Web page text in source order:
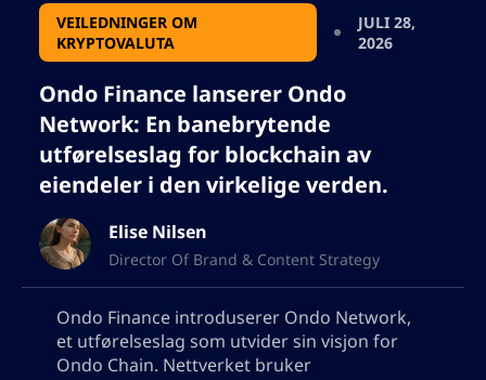
VEILEDNINGER OM
KRYPTOVALUTA
JULI 28,
2026
Ondo Finance lanserer Ondo
Network: En banebrytende
utførelseslag for blockchain av
eiendeler i den virkelige verden.
Elise Nilsen
Director Of Brand & Content Strategy
Ondo Finance introduserer Ondo Network,
et utførelseslag som utvider sin visjon for
Ondo Chain. Nettverket bruker